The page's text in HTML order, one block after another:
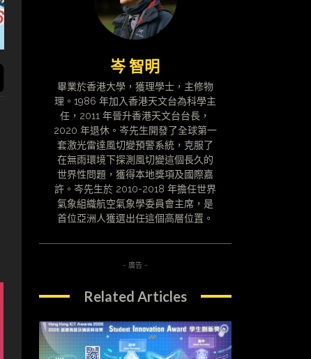
岑 智明
畢業於香港大學，獲理學士，主修物
理。1986 年加入香港天文台為科學主
任，2011 年晉升香港天文台台長，
2020 年退休。岑先生開發了全球第一
套激光雷達風切變預警系統，克服了
在無雨環境下探測風切變這個長久的
世界性問題，獲得本地獎項及國際嘉
許。岑先生於 2010-2018 年擔任世界
氣象組織航空氣象學委員會主席，是
首位亞洲人獲選出任這個高層位置。
- 廣告 -
Related Articles